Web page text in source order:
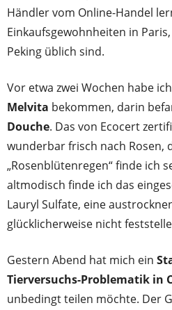
Händler vom Online-Handel
Einkaufsgewohnheiten in
Peking üblich sind.
Vor etwa zwei Wochen habe
Melvita bekommen, darin
Douche. Das von Ecocert
wunderbar frisch nach Rosen,
„Rosenblütenregen“ finde ich
altmodisch finde ich das
Lauryl Sulfate, eine
glücklicherweise nicht
Gestern Abend hat mich ein
Tierversuchs-Problematik in
unbedingt teilen möchte. Der